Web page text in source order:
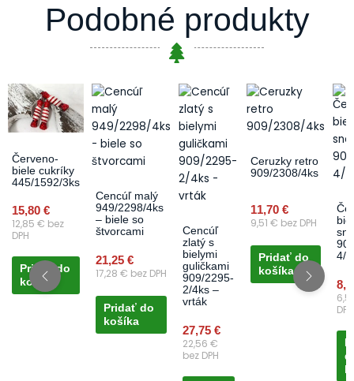
Podobné produkty
Červeno-
biele cukríky
445/1592/3ks
15,80 €
12,85 € bez
DPH
Pridať do
košíka
Cencúľ malý
949/2298/4ks
– biele so
štvorcami
21,25 €
17,28 € bez DPH
Pridať do
košíka
Cencúľ
zlatý s
bielymi
guličkami
909/2295-
2/4ks –
vrták
27,75 €
22,56 €
bez DPH
Ceruzky retro
909/2308/4ks
11,70 €
9,51 € bez DPH
Pridať do
košíka
4/
DPH